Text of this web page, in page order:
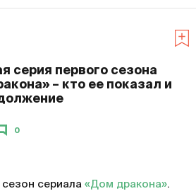
серия первого сезона
– кто ее показал и
0
сериала «Дом дракона».